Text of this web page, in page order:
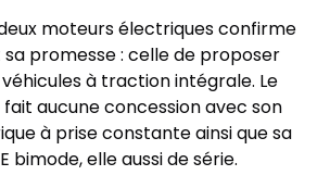
moteurs électriques confirme
promesse : celle de proposer
à traction intégrale. Le
aucune concession avec son
à prise constante ainsi que sa
bimode, elle aussi de série.